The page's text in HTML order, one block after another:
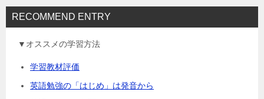
RECOMMEND ENTRY
▼オススメの学習方法
学習教材評価
英語勉強の「はじめ」は発音から